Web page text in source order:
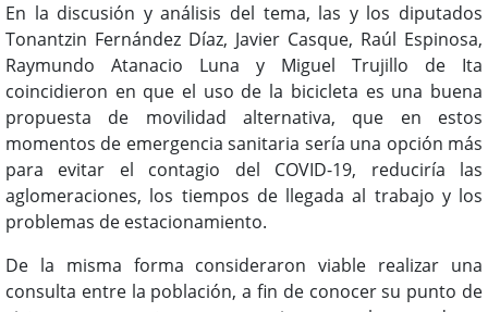
En la discusión y análisis del tema, las y los diputados
Tonantzin Fernández Díaz, Javier Casque, Raúl Espinosa,
Raymundo Atanacio Luna y Miguel Trujillo de Ita
coincidieron en que el uso de la bicicleta es una buena
propuesta de movilidad alternativa, que en estos
momentos de emergencia sanitaria sería una opción más
para evitar el contagio del COVID-19, reduciría las
aglomeraciones, los tiempos de llegada al trabajo y los
problemas de estacionamiento.
De la misma forma consideraron viable realizar una
consulta entre la población, a fin de conocer su punto de